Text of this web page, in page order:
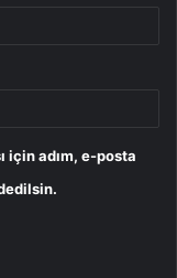
için adım, e-posta